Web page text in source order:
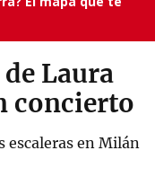
Laura
concierto
escaleras en Milán